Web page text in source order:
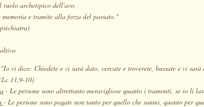
ruolo archetipico dell'avo,
memoria e tramite alla forza del passato."
"Io vi dico: Chiedete e vi sarà dato, cercate e troverete, bussate e vi
11,9-10)
- Le persone sono altrettanto meravigliose quanto i tramonti, se io li
- Le persone sono pagate non tanto per quello che sanno, quanto per